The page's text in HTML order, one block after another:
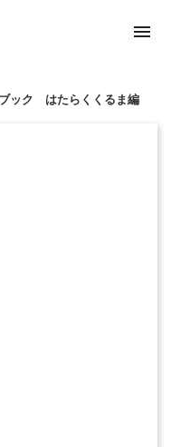
menu
ック はたらくくるま編